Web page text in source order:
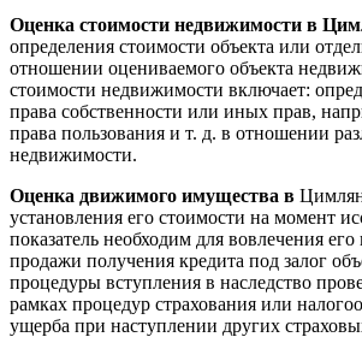
Оценка стоимости недвижимости в
определения стоимости объекта или
отношении оцениваемого объекта
стоимости недвижимости включает:
права собственности или иных прав,
права пользования и т. д. в отношении
недвижимости.
Оценка движимого имущества в
установления его стоимости на момент
показатель необходим для вовлечения
продажи получения кредита под залог
процедуры вступления в наследство
рамках процедур страхования или
ущерба при наступлении других